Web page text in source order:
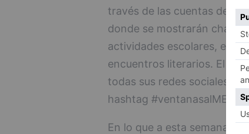
través de las cuentas del
donde se mostrarán
actividades escolares,
encuentros literarios. El
todas sus redes sociales
hashtag #ventanasalMEH.
En lo que a esta semana